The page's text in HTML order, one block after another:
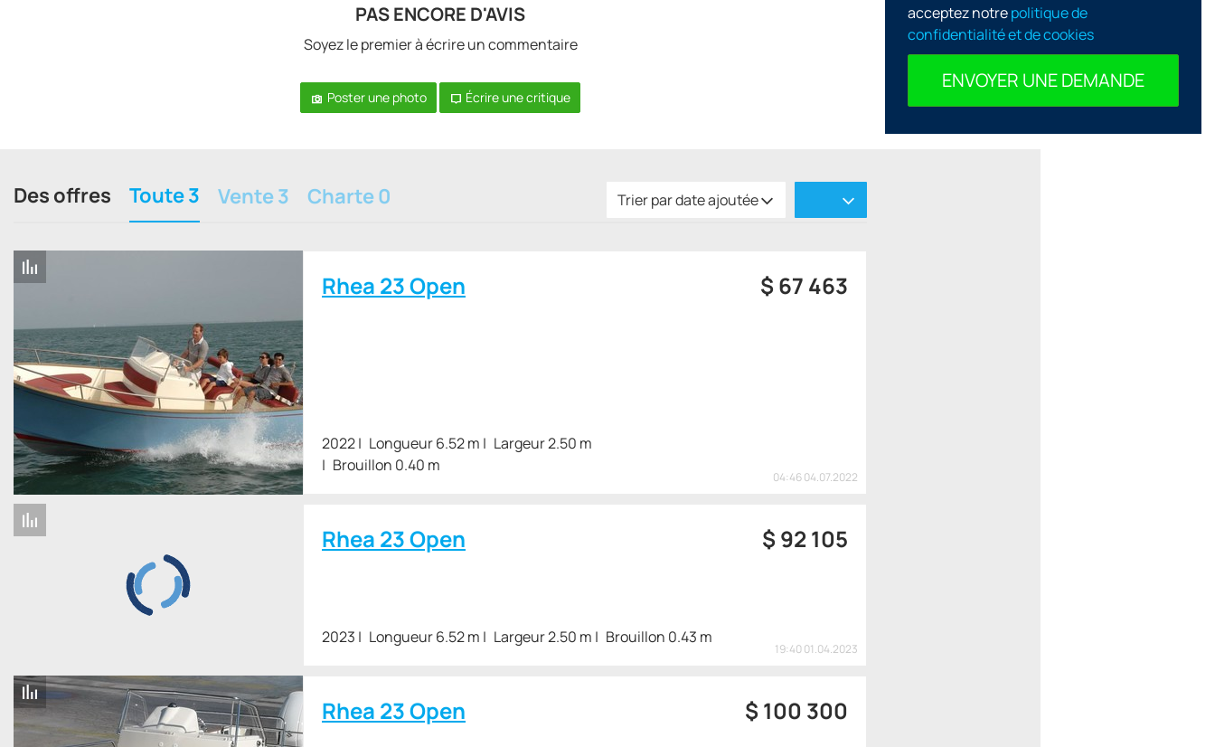
PAS ENCORE D'AVIS
Soyez le premier à écrire un commentaire
Poster une photo Écrire une critique
Des offres Toute 3 Vente 3 Charte 0 Trier par date ajoutée
Rhea 23 Open
2022 Longueur 6.52 m
Largeur 2.50 m
Brouillon 0.40 m
$ 67 463
04:46 04.07.2022
Rhea 23 Open
2023 Longueur 6.52 m Largeur 2.50 m Brouillon 0.43 m
$ 92 105
19:40 01.04.2023
Rhea 23 Open $ 100 300
acceptez notrepolitique de
confidentialité et de cookies
ENVOYER UNE DEMANDE